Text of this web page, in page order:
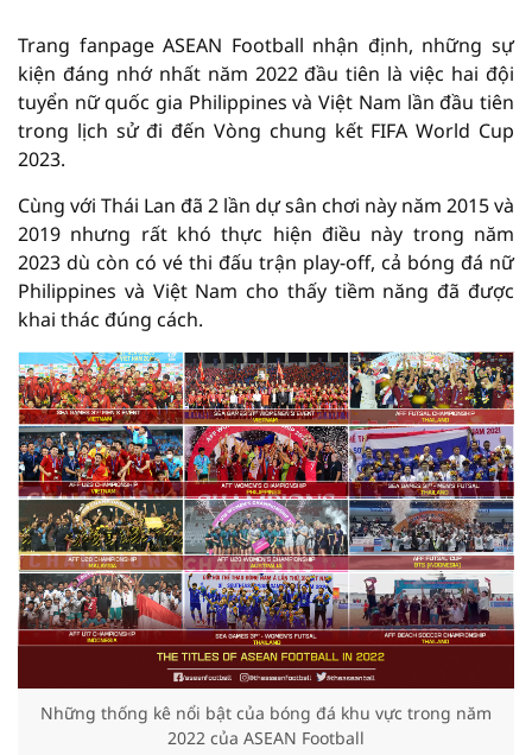
Trang fanpage ASEAN Football nhận định, những sự
kiện đáng nhớ nhất năm 2022 đầu tiên là việc hai đội
tuyển nữ quốc gia Philippines và Việt Nam lần đầu tiên
trong lịch sử đi đến Vòng chung kết FIFA World Cup
2023.
Cùng với Thái Lan đã 2 lần dự sân chơi này năm 2015 và
2019 nhưng rất khó thực hiện điều này trong năm
2023 dù còn có vé thi đấu trận play-off, cả bóng đá nữ
Philippines và Việt Nam cho thấy tiềm năng đã được
khai thác đúng cách.
Những thống kê nổi bật của bóng đá khu vực trong năm
2022 của ASEAN Football